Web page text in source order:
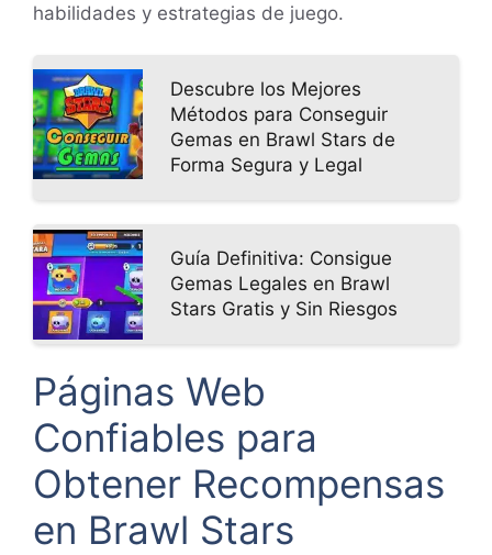
habilidades y estrategias de juego.
Descubre los Mejores
Métodos para Conseguir
Gemas en Brawl Stars de
Forma Segura y Legal
Guía Definitiva: Consigue
Gemas Legales en Brawl
Stars Gratis y Sin Riesgos
Páginas Web
Confiables para
Obtener Recompensas
en Brawl Stars